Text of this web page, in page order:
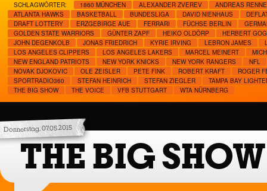
SCHLAGWÖRTER: 1860 MÜNCHEN ALEXANDER ZVEREV
ANDREAS
ATLANTA HAWKS
BASKETBALL BUNDESLIGA DAVID NIENHAUS
DRAFT LOTTERY
ERZGEBIRGE AUE FERRARI FÜCHSE BERLIN
GOLDEN STATE WARRIORS
GÜNTER ZAPF HEIKO OLDÖRP
HERBERT
JOHN DEGENKOLB
JONAS FRIEDRICH KYRIE IRVING LEBRON JAMES
LOS ANGELES CLIPPERS
LOS ANGELES LAKERS MARCEL MEINERT
NEW ENGLAND PATRIOTS
NEW YORK KNICKS NEW YORK RANGERS
NFL
NOVAK DJOKOVIC
OLE ZEISLER PETE FINK ROBERT KRAFT
ROGER
SPORTRADIO360
STEFAN HEINRICH STEFAN ZIEGLER
TAMPA BAY
THE BIG SHOW
THE VOICE VFB STUTTGART WTA NÜRNBERG
Donnerstag, 07.05.2015
THE BIG